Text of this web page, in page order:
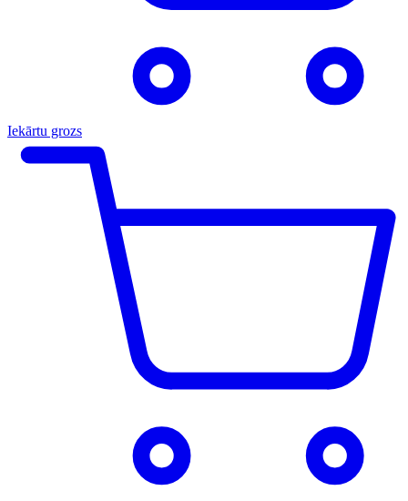
Iekārtu grozs